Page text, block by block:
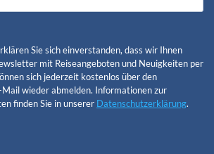
Sie sich einverstanden, dass wir Ihnen
mit Reiseangeboten und Neuigkeiten per
sich jederzeit kostenlos über den
wieder abmelden. Informationen zur
finden Sie in unserer Datenschutzerklärung.